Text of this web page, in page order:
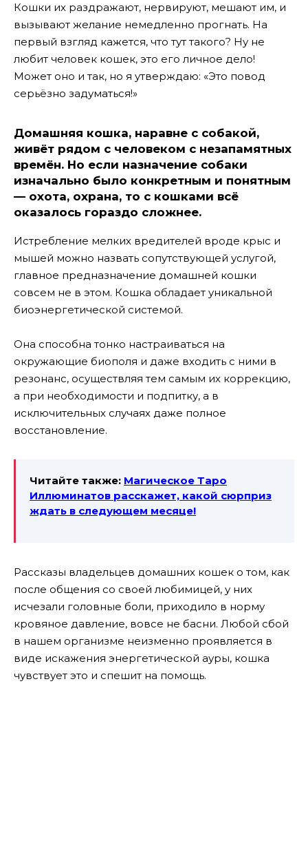
Кошки их раздражают, нервируют, мешают им, и
вызывают желание немедленно прогнать. На
первый взгляд кажется, что тут такого? Ну не
любит человек кошек, это его личное дело!
Может оно и так, но я утверждаю: «Это повод
серьёзно задуматься!»
Домашняя кошка, наравне с собакой,
живёт рядом с человеком с незапамятных
времён. Но если назначение собаки
изначально было конкретным и понятным
— охота, охрана, то с кошками всё
оказалось гораздо сложнее.
Истребление мелких вредителей вроде крыс и
мышей можно назвать сопутствующей услугой,
главное предназначение домашней кошки
совсем не в этом. Кошка обладает уникальной
биоэнергетической системой.
Она способна тонко настраиваться на
окружающие биополя и даже входить с ними в
резонанс, осуществляя тем самым их коррекцию,
а при необходимости и подпитку, а в
исключительных случаях даже полное
восстановление.
Читайте также: Магическое Таро
Иллюминатов расскажет, какой сюрприз
ждать в следующем месяце!
Рассказы владельцев домашних кошек о том, как
после общения со своей любимицей, у них
исчезали головные боли, приходило в норму
кровяное давление, вовсе не басни. Любой сбой
в нашем организме неизменно проявляется в
виде искажения энергетической ауры, кошка
чувствует это и спешит на помощь.